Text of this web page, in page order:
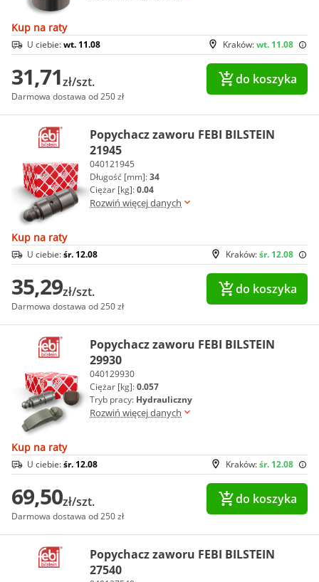
Kup na raty
Kraków:wt. 11.08
U ciebie:wt. 11.08
31,71zł/szt.
Darmowa dostawa od 250 zł
do koszyka
Popychacz zaworu FEBI BILSTEIN
21945
040121945
Długość [mm]:34
Ciężar [kg]:0.04
Rozwiń więcej danych
Kup na raty
Kraków:śr. 12.08
U ciebie:śr. 12.08
35,29zł/szt.
Darmowa dostawa od 250 zł
do koszyka
Popychacz zaworu FEBI BILSTEIN
29930
040129930
Ciężar [kg]:0.057
Tryb pracy: Hydrauliczny
Rozwiń więcej danych
Kup na raty
Kraków:śr. 12.08
U ciebie:śr. 12.08
69,50zł/szt.
Darmowa dostawa od 250 zł
do koszyka
Popychacz zaworu FEBI BILSTEIN
27540